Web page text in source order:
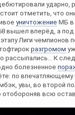
ударно,
отметить, что
уничтожение МБ в
вышел вперёд, а
Лиги чемпионов
разгромом
рассыпались... К
болезненное
по
увы, во второй
отобороняв всю